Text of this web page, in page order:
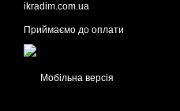
ikradim.com.ua
Приймаємо до оплати
Мобільна версія